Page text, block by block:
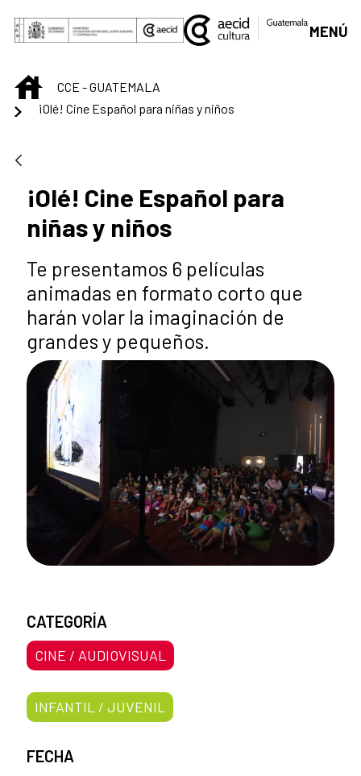
Saltar al contenido principal
MENÚ
INICIOCCE - GUATEMALA
¡Olé! Cine Español para niñas y niños
¡Olé! Cine Español para
niñas y niños
Te presentamos 6 películas
animadas en formato corto que
harán volar la imaginación de
grandes y pequeños.
CATEGORÍA
CINE / AUDIOVISUAL
INFANTIL / JUVENIL
FECHA